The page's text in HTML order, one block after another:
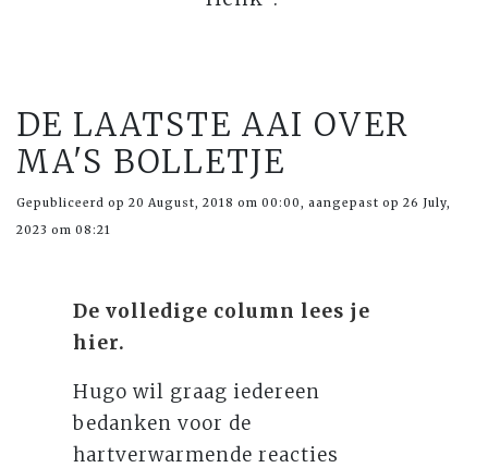
DE LAATSTE AAI OVER
MA'S BOLLETJE
Gepubliceerd op 20 August, 2018 om 00:00, aangepast op 26 July,
2023 om 08:21
De volledige column lees je
hier.
Hugo wil graag iedereen
bedanken voor de
hartverwarmende reacties